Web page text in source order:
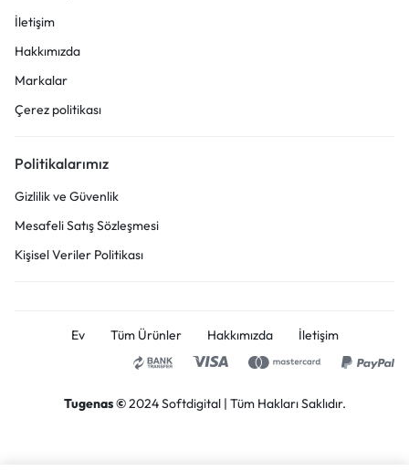
İletişim
Hakkımızda
Markalar
Çerez politikası
Politikalarımız
Gizlilik ve Güvenlik
Mesafeli Satış Sözleşmesi
Kişisel Veriler Politikası
Ev Tüm Ürünler Hakkımızda İletişim
Tugenas ©2024Softdigital | Tüm Hakları Saklıdır.